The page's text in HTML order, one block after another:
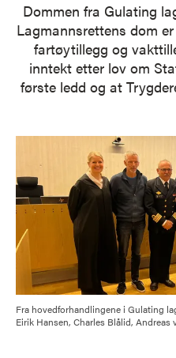
Dommen fra Gulating
Lagmannsrettens dom
fartøytillegg og
inntekt etter lov om
første ledd og at
Fra hovedforhandlingene i Gulating
Eirik Hansen, Charles Blålid,